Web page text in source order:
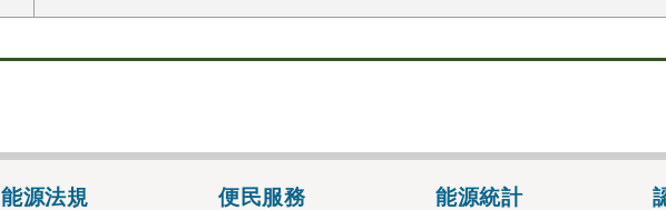
能源法規 便民服務 能源統計